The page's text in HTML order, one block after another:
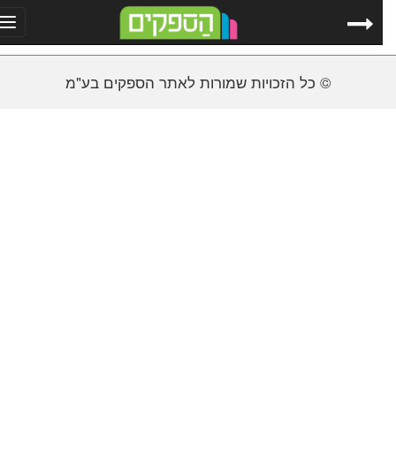
© כל הזכויות שמורות לאתר הספקים בע"מ